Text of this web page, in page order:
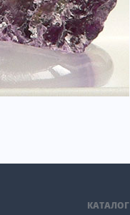
КАТАЛОГ